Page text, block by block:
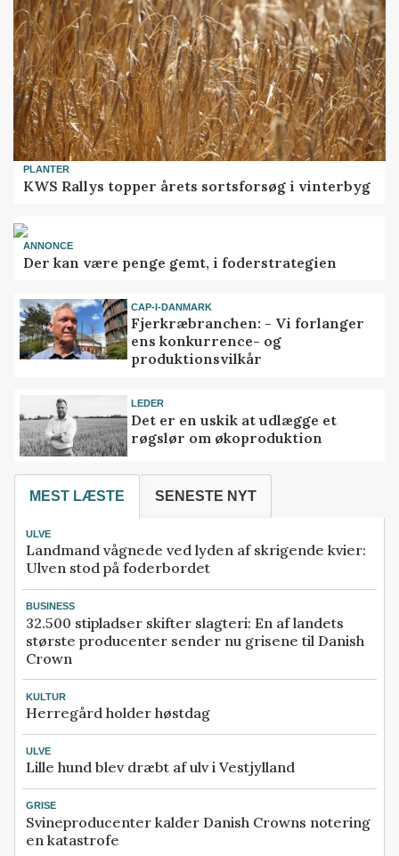
PLANTER
KWS Rallys topper årets sortsforsøg i vinterbyg
ANNONCE
Der kan være penge gemt, i foderstrategien
CAP-I-DANMARK
Fjerkræbranchen: - Vi forlanger
ens konkurrence- og
produktionsvilkår
LEDER
Det er en uskik at udlægge et
røgslør om økoproduktion
MEST LÆSTE SENESTE NYT
ULVE
Landmand vågnede ved lyden af skrigende kvier:
Ulven stod på foderbordet
BUSINESS
32.500 stipladser skifter slagteri: En af landets
største producenter sender nu grisene til Danish
Crown
KULTUR
Herregård holder høstdag
ULVE
Lille hund blev dræbt af ulv i Vestjylland
GRISE
Svineproducenter kalder Danish Crowns notering
en katastrofe